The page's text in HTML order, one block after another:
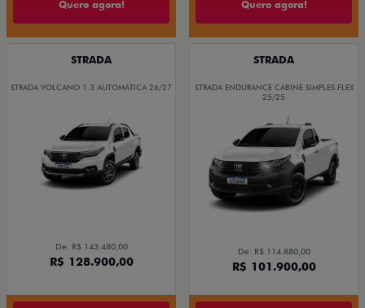
Quero agora! Quero agora!
STRADA
STRADA VOLCANO 1.3 AUTOMÁTICA 26/27
De: R$ 143.480,00
R$ 128.900,00
STRADA
STRADA ENDURANCE CABINE SIMPLES FLEX
25/25
De: R$ 114.880,00
R$ 101.900,00